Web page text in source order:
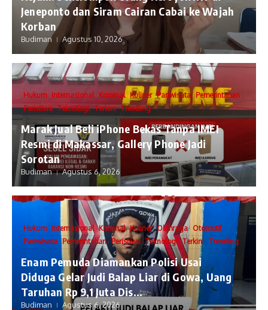
Jeneponto dan Siram Cairan Cabai ke Wajah
Korban
Budiman Agustus 10, 2026
Hukum Internasional Kriminal Kuliner Pariwisata Pemerintahan
Peristiwa Teknologi Terkini Trending
​Marak Jual Beli iPhone Bekas Tanpa IMEI
Resmi di Makassar, Gallery Phone Jadi
Sorotan
Budiman Agustus 6, 2026
Hukum Internasional Kriminal Kuliner Olahraga Otomotif
Pariwisata Pemerintahan Peristiwa Teknologi Terkini Trending
Enam Pemuda Diamankan Polisi Usai
Diduga Gelar Judi Balap Liar di Gowa, Uang
Taruhan Rp 9,1 Juta Dis...
Budiman Agustus 6, 2026